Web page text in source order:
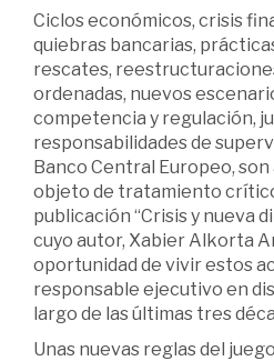
Ciclos económicos, crisis
quiebras bancarias,
rescates,
ordenadas, nuevos
competencia y regulación,
responsabilidades de
Banco Central Europeo,
objeto de tratamiento
publicación “Crisis y nueva
cuyo autor, Xabier Alkorta
oportunidad de vivir estos
responsable ejecutivo en
largo de las últimas tres
Unas nuevas reglas del